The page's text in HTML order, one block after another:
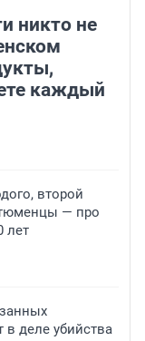
никто не
каждый
второй
тюменцы — про
лет
деле убийства